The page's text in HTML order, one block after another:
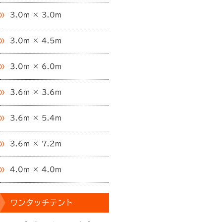
3.0m × 3.0m
3.0m × 4.5m
3.0m × 6.0m
3.6m × 3.6m
3.6m × 5.4m
3.6m × 7.2m
4.0m × 4.0m
ワンタッチテント